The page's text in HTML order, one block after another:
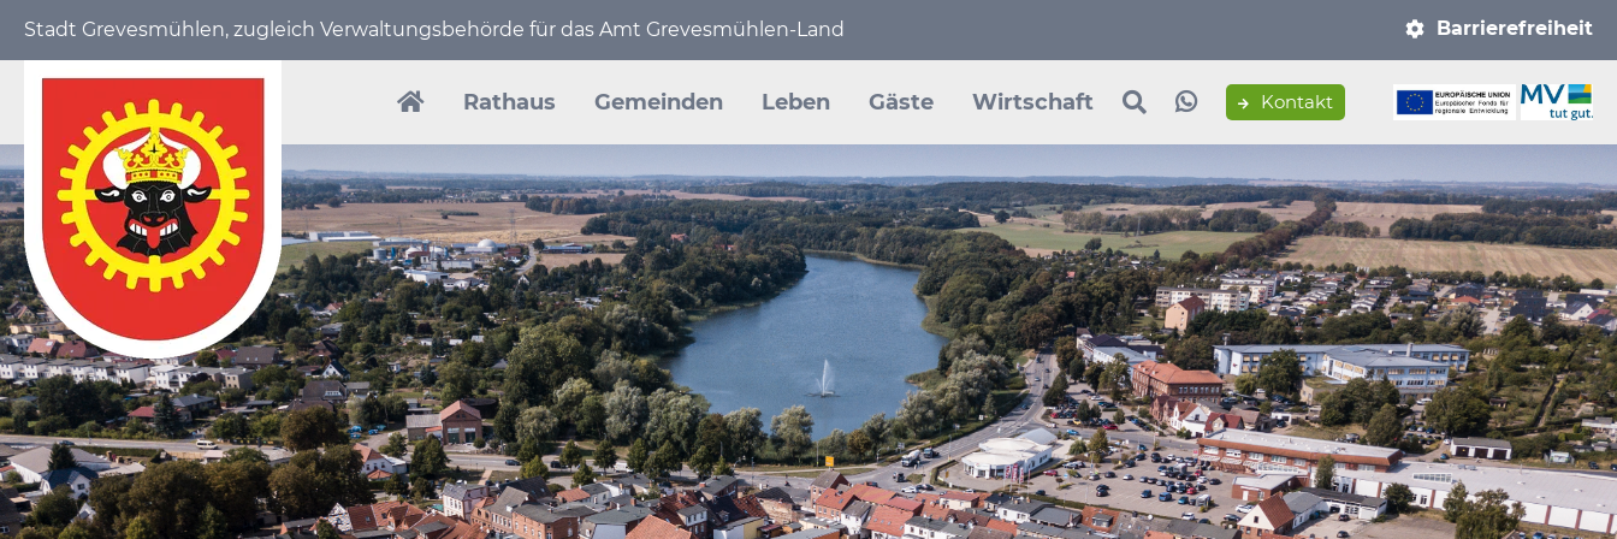
Stadt Grevesmühlen, zugleich Verwaltungs­behörde für das Amt Grevesmühlen-Land
überspringen
Barrierefreiheit
überspringen
Rathaus Gemeinden Leben Gäste Wirtschaft Kontakt